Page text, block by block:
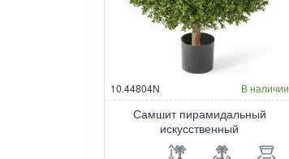
10.44804N В наличии
Самшит пирамидальный
искусственный